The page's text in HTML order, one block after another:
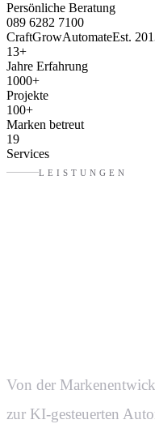
Persönliche Beratung
089 6282 7100
CraftGrowAutomateEst.
13+
Jahre Erfahrung
1000+
Projekte
100+
Marken betreut
19
Services
LEISTUNGEN
Von der
zur KI-gesteuerten